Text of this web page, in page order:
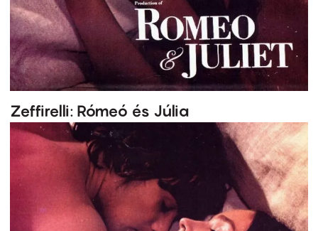
Zeffirelli: Rómeó és Júlia